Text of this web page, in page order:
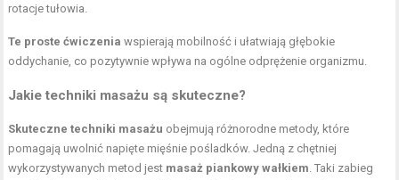
rotacje tułowia.
Te proste ćwiczenia wspierają mobilność i ułatwiają głębokie
oddychanie, co pozytywnie wpływa na ogólne odprężenie organizmu.
Jakie techniki masażu są skuteczne?
Skuteczne techniki masażu obejmują różnorodne metody, które
pomagają uwolnić napięte mięśnie pośladków. Jedną z chętniej
wykorzystywanych metod jest masaż piankowy wałkiem. Taki zabieg